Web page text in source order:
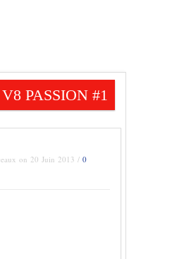
PASSION #1
on 20 Juin 2013 / 0